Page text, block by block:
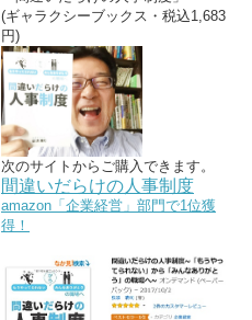
(ギャラクシーブックス・税込1,683
円)
次のサイトからご購入できます。
間違いだらけの人事制度
amazon「企業経営」部門で1位獲
得！